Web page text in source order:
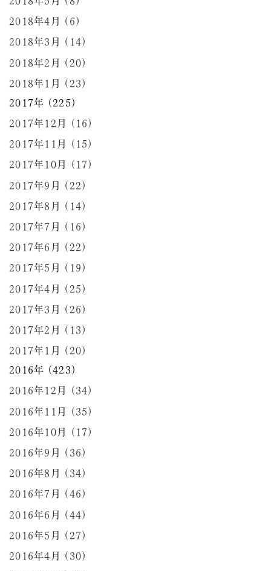
2018年4月 (6)
2018年3月 (14)
2018年2月 (20)
2018年1月 (23)
2017年 (225)
2017年12月 (16)
2017年11月 (15)
2017年10月 (17)
2017年9月 (22)
2017年8月 (14)
2017年7月 (16)
2017年6月 (22)
2017年5月 (19)
2017年4月 (25)
2017年3月 (26)
2017年2月 (13)
2017年1月 (20)
2016年 (423)
2016年12月 (34)
2016年11月 (35)
2016年10月 (17)
2016年9月 (36)
2016年8月 (34)
2016年7月 (46)
2016年6月 (44)
2016年5月 (27)
2016年4月 (30)